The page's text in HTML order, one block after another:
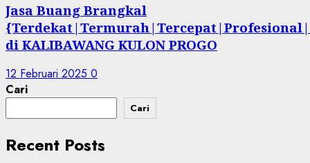
Jasa Buang Brangkal
{Terdekat|Termurah|Tercepat|Profesional|
di KALIBAWANG KULON PROGO
12 Februari 2025 0
Cari
Cari
Recent Posts